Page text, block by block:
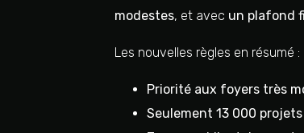
modestes, et avec un plafond
Les nouvelles règles en résumé :
Priorité aux foyers très
Seulement 13 000 projets